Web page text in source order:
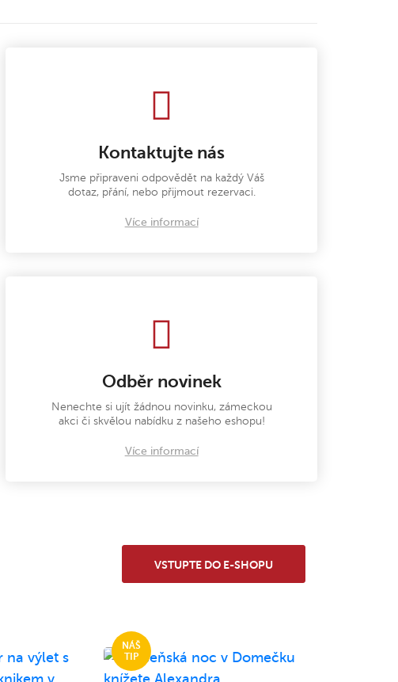
Kontaktujte nás
Jsme připraveni odpovědět na každý Váš
dotaz, přání, nebo přijmout rezervaci.
Více informací
Odběr novinek
Nenechte si ujít žádnou novinku, zámeckou
akci či skvělou nabídku z našeho eshopu!
Více informací
VSTUPTE DO E-SHOPU